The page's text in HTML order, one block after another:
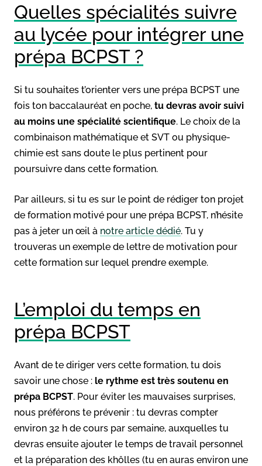
Quelles spécialités suivre
au lycée pour intégrer une
prépa BCPST ?
Si tu souhaites t’orienter vers une prépa BCPST une
fois ton baccalauréat en poche, tu devras avoir suivi
au moins une spécialité scientifique. Le choix de la
combinaison mathématique et SVT ou physique-
chimie est sans doute le plus pertinent pour
poursuivre dans cette formation.
Par ailleurs, si tu es sur le point de rédiger ton projet
de formation motivé pour une prépa BCPST, n’hésite
pas à jeter un œil à notre article dédié. Tu y
trouveras un exemple de lettre de motivation pour
cette formation sur lequel prendre exemple.
L’emploi du temps en
prépa BCPST
Avant de te diriger vers cette formation, tu dois
savoir une chose : le rythme est très soutenu en
prépa BCPST. Pour éviter les mauvaises surprises,
nous préférons te prévenir : tu devras compter
environ 32 h de cours par semaine, auxquelles tu
devras ensuite ajouter le temps de travail personnel
et la préparation des khôlles (tu en auras environ une